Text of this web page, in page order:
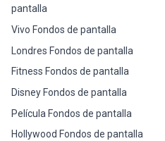
pantalla
Vivo Fondos de pantalla
Londres Fondos de pantalla
Fitness Fondos de pantalla
Disney Fondos de pantalla
Película Fondos de pantalla
Hollywood Fondos de pantalla